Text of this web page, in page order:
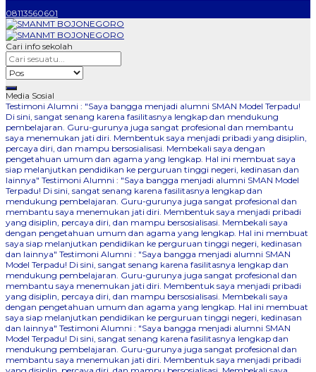
08113560601
Cari info sekolah
Media Sosial
Testimoni Alumni : "Saya bangga menjadi alumni SMAN Model Terpadu!
Di sini, sangat senang karena fasilitasnya lengkap dan mendukung
pembelajaran. Guru-gurunya juga sangat profesional dan membantu
saya menemukan jati diri. Membentuk saya menjadi pribadi yang disiplin,
percaya diri, dan mampu bersosialisasi. Membekali saya dengan
pengetahuan umum dan agama yang lengkap. Hal ini membuat saya
siap melanjutkan pendidikan ke perguruan tinggi negeri, kedinasan dan
lainnya" Testimoni Alumni : "Saya bangga menjadi alumni SMAN Model
Terpadu! Di sini, sangat senang karena fasilitasnya lengkap dan
mendukung pembelajaran. Guru-gurunya juga sangat profesional dan
membantu saya menemukan jati diri. Membentuk saya menjadi pribadi
yang disiplin, percaya diri, dan mampu bersosialisasi. Membekali saya
dengan pengetahuan umum dan agama yang lengkap. Hal ini membuat
saya siap melanjutkan pendidikan ke perguruan tinggi negeri, kedinasan
dan lainnya" Testimoni Alumni : "Saya bangga menjadi alumni SMAN
Model Terpadu! Di sini, sangat senang karena fasilitasnya lengkap dan
mendukung pembelajaran. Guru-gurunya juga sangat profesional dan
membantu saya menemukan jati diri. Membentuk saya menjadi pribadi
yang disiplin, percaya diri, dan mampu bersosialisasi. Membekali saya
dengan pengetahuan umum dan agama yang lengkap. Hal ini membuat
saya siap melanjutkan pendidikan ke perguruan tinggi negeri, kedinasan
dan lainnya" Testimoni Alumni : "Saya bangga menjadi alumni SMAN
Model Terpadu! Di sini, sangat senang karena fasilitasnya lengkap dan
mendukung pembelajaran. Guru-gurunya juga sangat profesional dan
membantu saya menemukan jati diri. Membentuk saya menjadi pribadi